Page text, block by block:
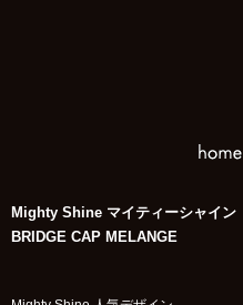
Mighty Shine マイティーシャイン
BRIDGE CAP MELANGE